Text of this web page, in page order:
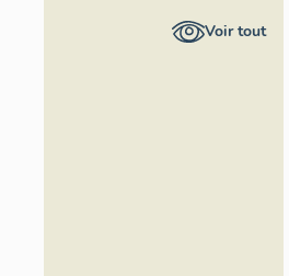
Rhône-Alpes,
Voir tout